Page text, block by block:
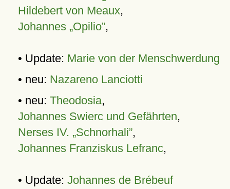
Hildebert von Meaux,
Johannes „Opilio”,
• Update: Marie von der Menschwerdung
• neu: Nazareno Lanciotti
• neu: Theodosia,
Johannes Swierc und Gefährten,
Nerses IV. „Schnorhali”,
Johannes Franziskus Lefranc,
• Update: Johannes de Brébeuf